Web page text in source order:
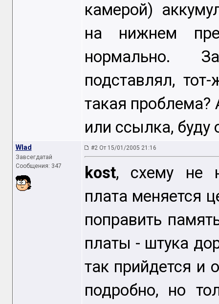
камерой)
на нижнем
нормально.
подставлял,
такая проблема?
или ссылка, буду
Wlad
Завсегдатай
Сообщения: 347
#2 От 15/01/2005 21:16
kost, схему не
плата меняется
поправить
платы - штука
так прийдется и
подробно, но